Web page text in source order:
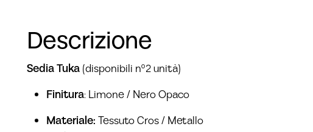
Descrizione
Sedia Tuka (disponibili n°2 unità)
Finitura: Limone / Nero Opaco
Materiale: Tessuto Cros / Metallo